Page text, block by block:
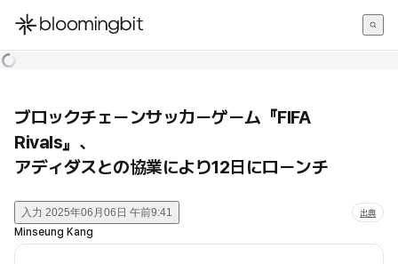
한국어
ブロックチェーンサッカーゲーム『FIFA
Rivals』、
アディダスとの協業により12日にローンチ
入力 2025年06月06日 午前9:41 出典
Minseung Kang